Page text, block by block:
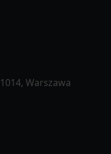
Warszawa